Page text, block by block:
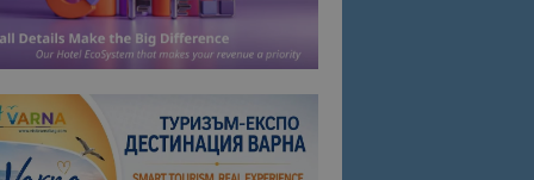
влизане и
съгласието
на сайта.